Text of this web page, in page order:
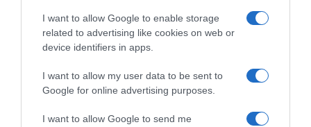
I want to allow Google to enable storage
related to advertising like cookies on web or
device identifiers in apps.
I want to allow my user data to be sent to
Google for online advertising purposes.
I want to allow Google to send me
Προειδοποιεί την Ουκρανία ο σύμμαχος του Πούτιν
11.04.2022 - 07:23